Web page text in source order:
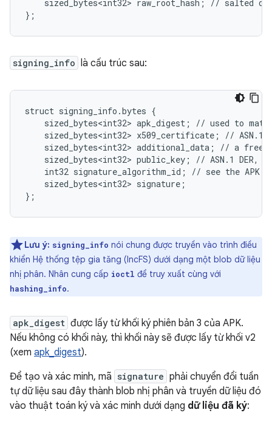
sized_bytes<int32> raw_root_hash; // salted
};
signing_info là cấu trúc sau:
struct signing_info.bytes {
sized_bytes<int32> apk_digest; // used to
sized_bytes<int32> x509_certificate; // ASN.1
sized_bytes<int32> additional_data; // a
sized_bytes<int32> public_key; // ASN.1 DER,
int32 signature_algorithm_id; // see the APK
    sized_bytes<int32> signature;
};
Lưu ý: signing_info nói chung được truyền vào trình điều
khiển Hệ thống tệp gia tăng (IncFS) dưới dạng một blob dữ liệu
nhị phân. Nhân cung cấp ioctl để truy xuất cùng với
hashing_info.
apk_digest được lấy từ khối ký phiên bản 3 của APK.
Nếu không có khối này, thì khối này sẽ được lấy từ khối v2
(xem apk_digest).
Để tạo và xác minh, mã signature phải chuyển đổi tuần
tự dữ liệu sau đây thành blob nhị phân và truyền dữ liệu đó
vào thuật toán ký và xác minh dưới dạng dữ liệu đã ký: